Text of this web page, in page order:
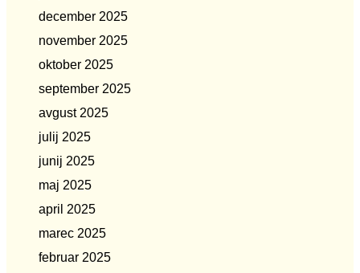
december 2025
november 2025
oktober 2025
september 2025
avgust 2025
julij 2025
junij 2025
maj 2025
april 2025
marec 2025
februar 2025